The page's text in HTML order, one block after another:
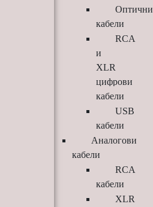
Оптични
кабели
RCA
и
XLR
цифрови
кабели
USB
кабели
Аналогови
кабели
RCA
кабели
XLR